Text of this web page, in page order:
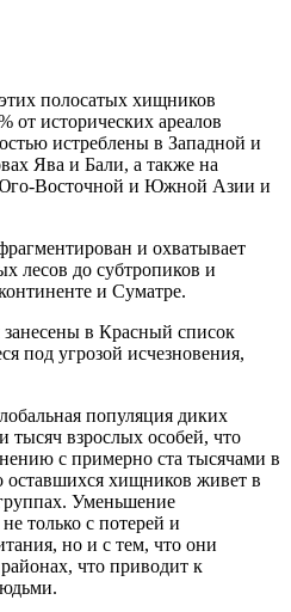
полосатых хищников
от исторических ареалов
истреблены в Западной и
Ява и Бали, а также на
Юго-Восточной и Южной Азии и
и охватывает
лесов до субтропиков и
и Суматре.
в Красный список
под угрозой исчезновения,
популяция диких
тысяч взрослых особей, что
с примерно ста тысячами в
оставшихся хищников живет в
Уменьшение
только с потерей и
но и с тем, что они
что приводит к